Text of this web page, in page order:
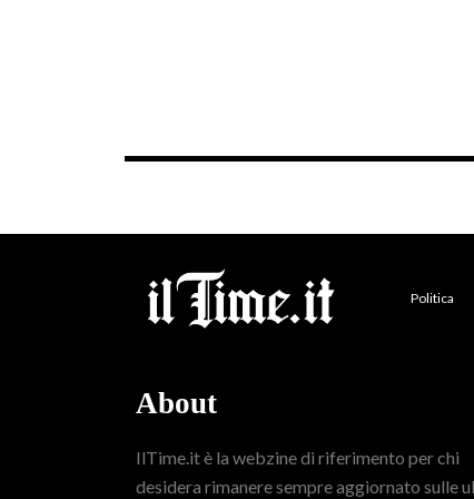
Politica
About
IlTime.it è la webzine di riferimento per chi
desidera rimanere sempre aggiornato sulle